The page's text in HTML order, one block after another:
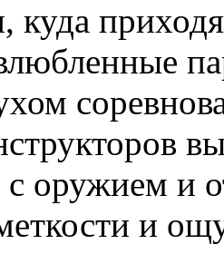
куда
с оружием и
и